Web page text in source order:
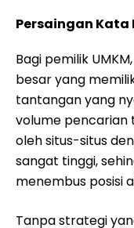
Persaingan Kata
Bagi pemilik
besar yang
tantangan yang
volume pencarian
oleh situs-situs
sangat tinggi,
menembus posisi
Tanpa strategi